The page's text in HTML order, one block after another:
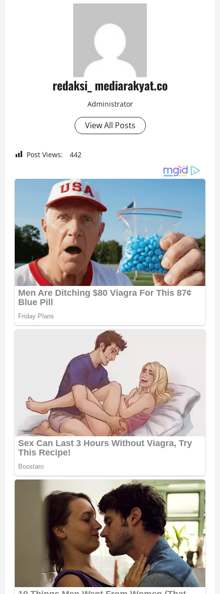
redaksi_ mediarakyat.co
Administrator
View All Posts
Post Views: 442